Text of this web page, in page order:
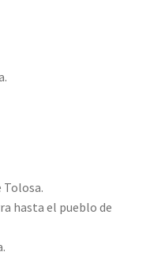
Tolosa.
hasta el pueblo de